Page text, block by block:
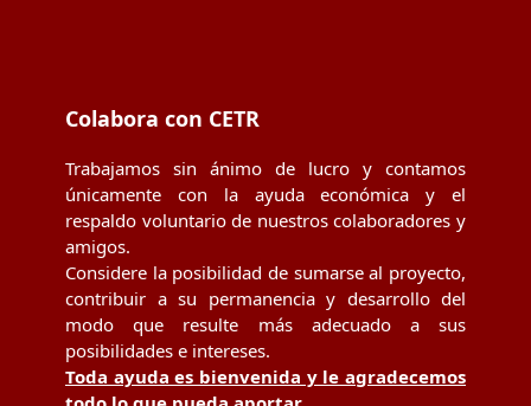
Colabora con CETR
Trabajamos sin ánimo de lucro y contamos
únicamente con la ayuda económica y el
respaldo voluntario de nuestros colaboradores y
amigos.
Considere la posibilidad de sumarse al proyecto,
contribuir a su permanencia y desarrollo del
modo que resulte más adecuado a sus
posibilidades e intereses.
Toda ayuda es bienvenida y le agradecemos